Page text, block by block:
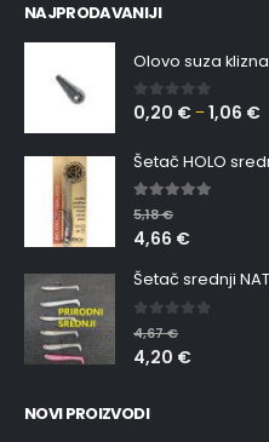
NAJPRODAVANIJI
Olovo suza klizna
0 out of 5
0,20 € –1,06 €
5.00out of 5
5,18€
4,66 €
0 out of 5
4,67€
4,20 €
NOVI PROIZVODI